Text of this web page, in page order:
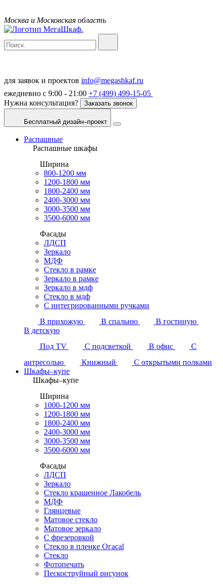
Москва и Московская область
для заявок и проектов info@megashkaf.ru
ежедневно с 9:00 - 21:00 +7 (499) 499-15-05
Нужна консультация?
Заказать звонок
Бесплатный дизайн–проект
Распашные
Распашные шкафы
Ширина
800-1200 мм
1200-1800 мм
1800-2400 мм
2400-3000 мм
3000-3500 мм
3500-6000 мм
Фасады
ЛДСП
Зеркало
МДФ
Стекло в рамке
Зеркало в рамке
Зеркало в мдф
Стекло в мдф
С интегрированными ручками
В прихожую
В спальню
В гостиную
В детскую
Под TV
С подсветкой В офис
С
антресолью
Книжный
С открытыми полками
Шкафы–купе
Шкафы–купе
Ширина
1000-1200 мм
1200-1800 мм
1800-2400 мм
2400-3000 мм
3000-3500 мм
3500-6000 мм
Фасады
ЛДСП
Зеркало
Стекло крашенное Лакобель
МДФ
Глянцевые
Матовое стекло
Матовое зеркало
С фрезеровкой
Стекло в пленке Огасаl
Стекло
Фотопечать
Пескоструйный рисунок